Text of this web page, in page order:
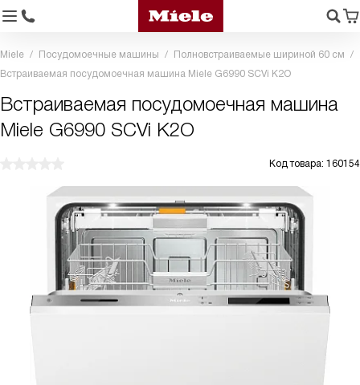
Miele Посудомоечные машины
Полновстраиваемые шириной 60 см
Встраиваемая посудомоечная машина Miele G6990 SCVi K2O
Встраиваемая посудомоечная машина
Miele G6990 SCVi K2O
Код товара: 160154